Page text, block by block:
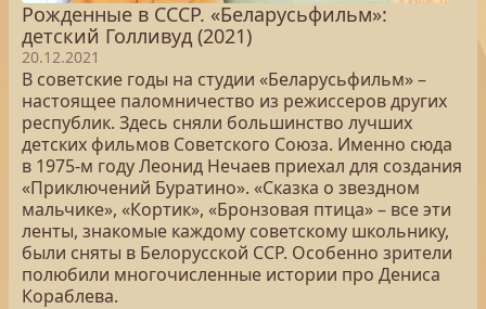
Рожденные в СССР. «Беларусьфильм»:
детский Голливуд (2021)
20.12.2021
В советские годы на студии «Беларусьфильм» –
настоящее паломничество из режиссеров других
республик. Здесь сняли большинство лучших
детских фильмов Советского Союза. Именно сюда
в 1975-м году Леонид Нечаев приехал для создания
«Приключений Буратино». «Сказка о звездном
мальчике», «Кортик», «Бронзовая птица» – все эти
ленты, знакомые каждому советскому школьнику,
были сняты в Белорусской ССР. Особенно зрители
полюбили многочисленные истории про Дениса
Кораблева.